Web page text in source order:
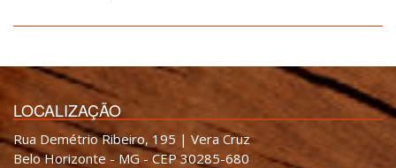
LOCALIZAÇÃO
Rua Demétrio Ribeiro, 195 | Vera Cruz
Belo Horizonte - MG - CEP 30285-680